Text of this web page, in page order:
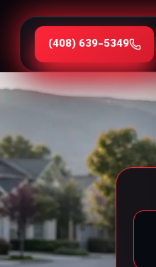
⁦(408) 639-5349⁩